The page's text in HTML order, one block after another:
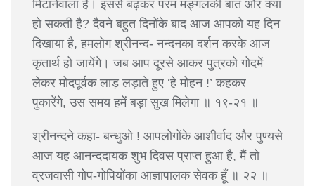
मिटानेवाला है। इससे बढ़कर परम मङ्गलकी बात और क्या
हो सकती है? दैवने बहुत दिनोंके बाद आज आपको यह दिन
दिखाया है, हमलोग श्रीनन्द- नन्दनका दर्शन करके आज
कृतार्थ हो जायेंगे। जब आप दूरसे आकर पुत्रको गोदमें
लेकर मोदपूर्वक लाड़ लड़ाते हुए ‘हे मोहन !’ कहकर
पुकारेंगे, उस समय हमें बड़ा सुख मिलेगा ॥ १९-२१ ॥
श्रीनन्दने कहा- बन्धुओ ! आपलोगोंके आशीर्वाद और पुण्यसे
आज यह आनन्ददायक शुभ दिवस प्राप्त हुआ है, मैं तो
व्रजवासी गोप-गोपियोंका आज्ञापालक सेवक हूँ ॥ २२ ॥